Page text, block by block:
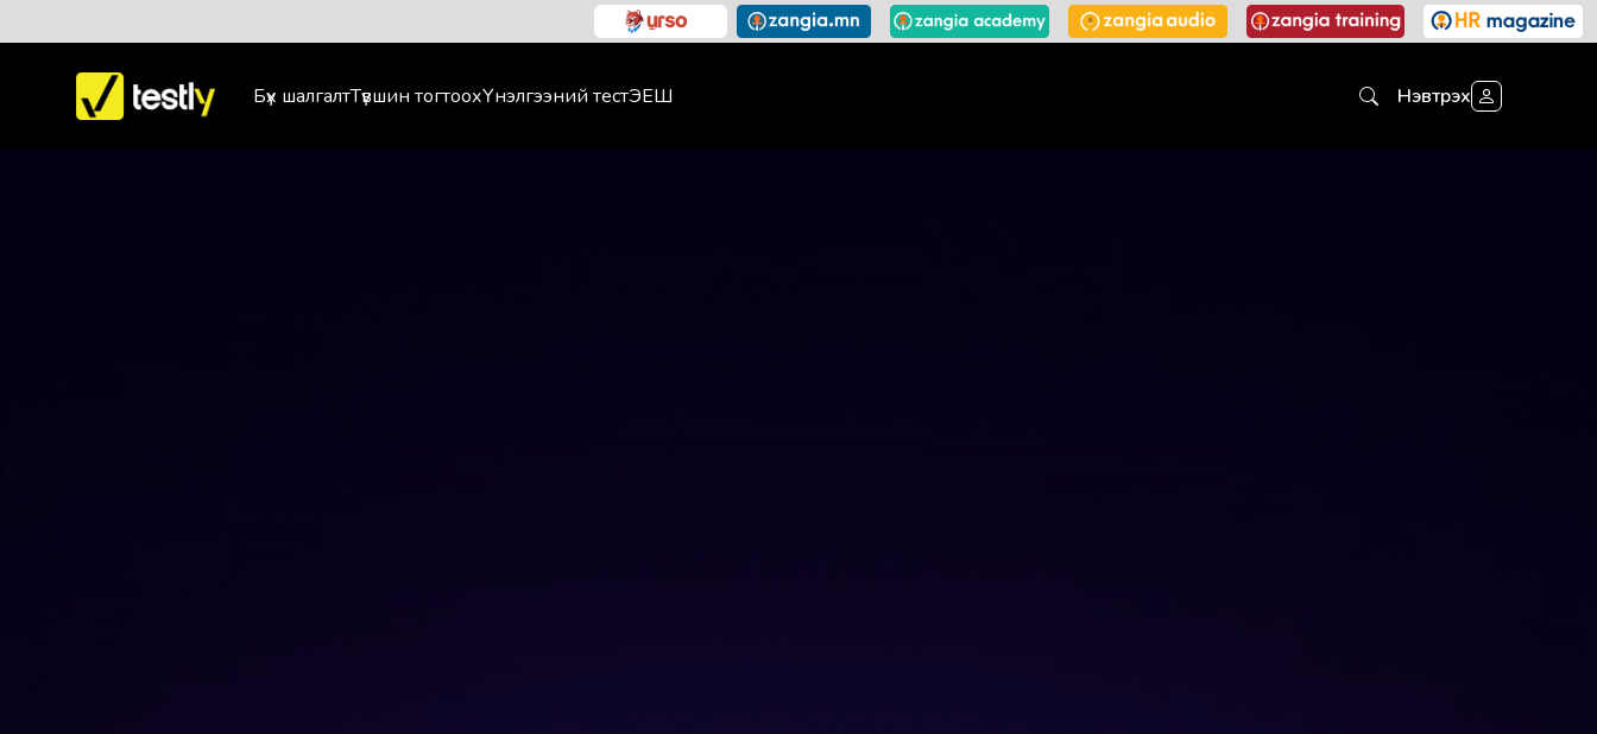
Бүх шалгалтТүвшин тогтоохҮнэлгээний тестЭЕШ Нэвтрэх